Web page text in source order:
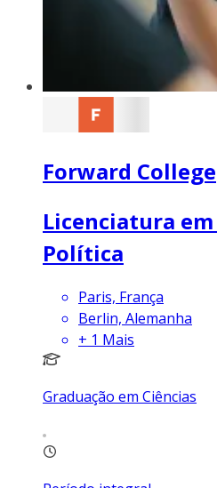
Forward College
Licenciatura
Política
Paris, França
Berlin, Alemanha
+ 1 Mais
Graduação em Ciências